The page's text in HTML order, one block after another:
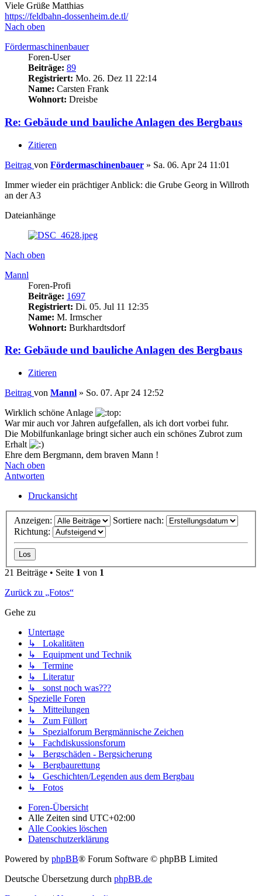
Viele Grüße Matthias
https://feldbahn-dossenheim.de.tl/
Nach oben
Fördermaschinenbauer
Foren-User
Beiträge: 89
Registriert: Mo. 26. Dez 11 22:14
Name: Carsten Frank
Wohnort: Dreisbe
Re: Gebäude und bauliche Anlagen des Bergbaus
Zitieren
Beitrag von Fördermaschinenbauer » Sa. 06. Apr 24 11:01
Immer wieder ein prächtiger Anblick: die Grube Georg in Willroth
an der A3
Dateianhänge
Nach oben
Mannl
Foren-Profi
Beiträge: 1697
Registriert: Di. 05. Jul 11 12:35
Name: M. Irmscher
Wohnort: Burkhardtsdorf
Re: Gebäude und bauliche Anlagen des Bergbaus
Zitieren
Beitrag von Mannl » So. 07. Apr 24 12:52
Wirklich schöne Anlage
War mir auch vor Jahren aufgefallen, als ich dort vorbei fuhr.
Die Mobilfunkanlage bringt sicher auch ein schönes Zubrot zum
Erhalt
Ehre dem Bergmann, dem braven Mann !
Nach oben
Antworten
Druckansicht
Anzeigen:
Sortiere nach:
Richtung:
21 Beiträge • Seite 1 von 1
Zurück zu „Fotos“
Gehe zu
Untertage
↳ Lokalitäten
↳ Equipment und Technik
↳ Termine
↳ Literatur
↳ sonst noch was???
Spezielle Foren
↳ Mitteilungen
↳ Zum Füllort
↳ Spezialforum Bergmännische Zeichen
↳ Fachdiskussionsforum
↳ Bergschäden - Bergsicherung
↳ Bergbaurettung
↳ Geschichten/Legenden aus dem Bergbau
↳ Fotos
Foren-Übersicht
Alle Zeiten sind UTC+02:00
Alle Cookies löschen
Datenschutzerklärung
Powered by phpBB® Forum Software © phpBB Limited
Deutsche Übersetzung durch phpBB.de